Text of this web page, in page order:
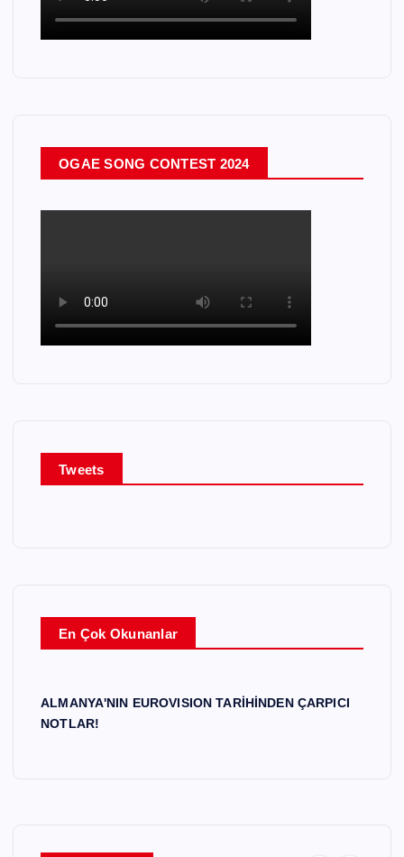
OGAE SONG CONTEST 2024
Tweets
En Çok Okunanlar
ALMANYA'NIN EUROVISION TARİHİNDEN ÇARPICI
NOTLAR!